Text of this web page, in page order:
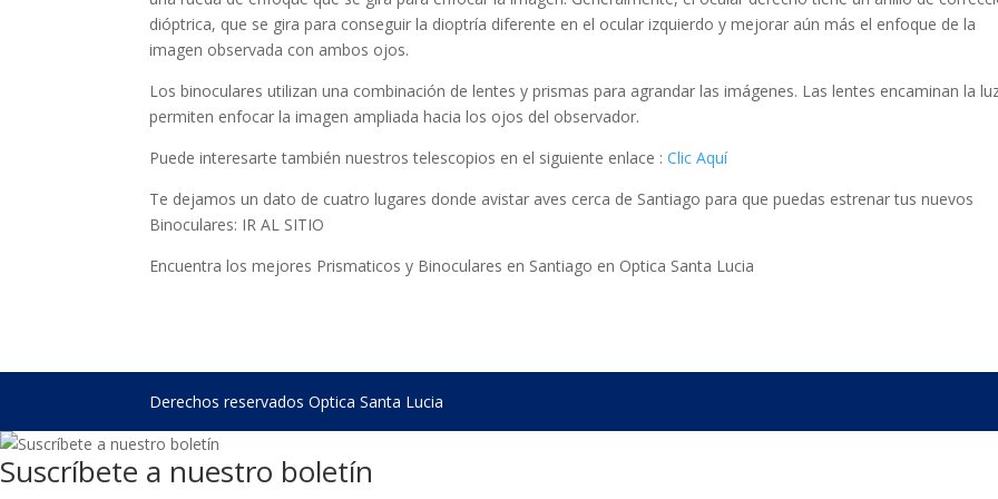
dióptrica, que se gira para conseguir la dioptría diferente en el ocular izquierdo y mejorar aún más el enfoque de la
imagen observada con ambos ojos.
Los binoculares utilizan una combinación de lentes y prismas para agrandar las imágenes. Las lentes encaminan la
permiten enfocar la imagen ampliada hacia los ojos del observador.
Puede interesarte también nuestros telescopios en el siguiente enlace :Clic Aquí
Te dejamos un dato de cuatro lugares donde avistar aves cerca de Santiago para que puedas estrenar tus nuevos
Binoculares: IR AL SITIO
Encuentra los mejores Prismaticos y Binoculares en Santiago en Optica Santa Lucia
Derechos reservados Optica Santa Lucia
Suscríbete a nuestro boletín